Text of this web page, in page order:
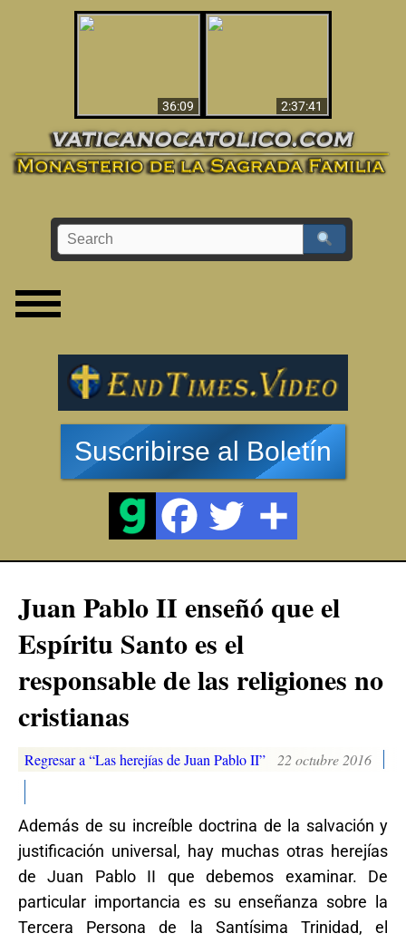
36:09
2:37:41
Suscribirse al Boletín
Juan Pablo II enseñó que el
Espíritu Santo es el
responsable de las religiones no
cristianas
Regresar a “Las herejías de Juan Pablo II” 22 octubre 2016
Además de su increíble doctrina de la salvación y
justificación universal, hay muchas otras herejías
de Juan Pablo II que debemos examinar. De
particular importancia es su enseñanza sobre la
Tercera Persona de la Santísima Trinidad, el